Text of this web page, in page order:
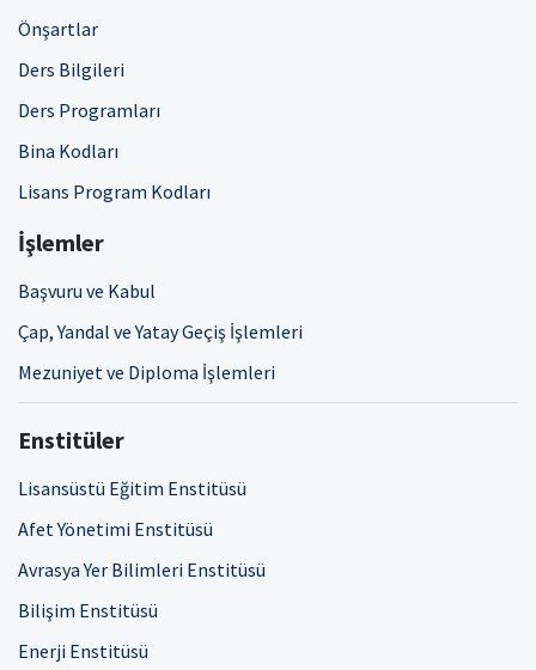
Önşartlar
Ders Bilgileri
Ders Programları
Bina Kodları
Lisans Program Kodları
İşlemler
Başvuru ve Kabul
Çap, Yandal ve Yatay Geçiş İşlemleri
Mezuniyet ve Diploma İşlemleri
Enstitüler
Lisansüstü Eğitim Enstitüsü
Afet Yönetimi Enstitüsü
Avrasya Yer Bilimleri Enstitüsü
Bilişim Enstitüsü
Enerji Enstitüsü